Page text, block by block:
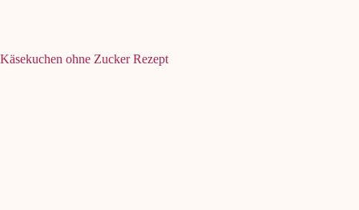
Käsekuchen ohne Zucker Rezept